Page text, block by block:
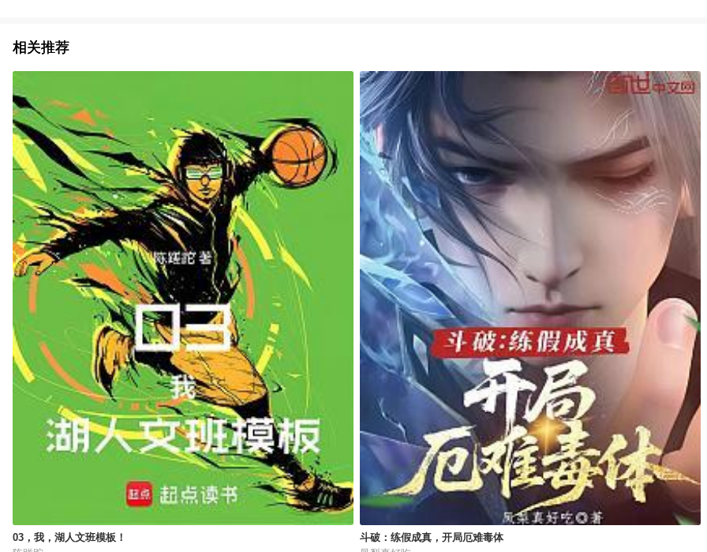
相关推荐
03，我，湖人文班模板！
斗破：练假成真，开局厄难毒体